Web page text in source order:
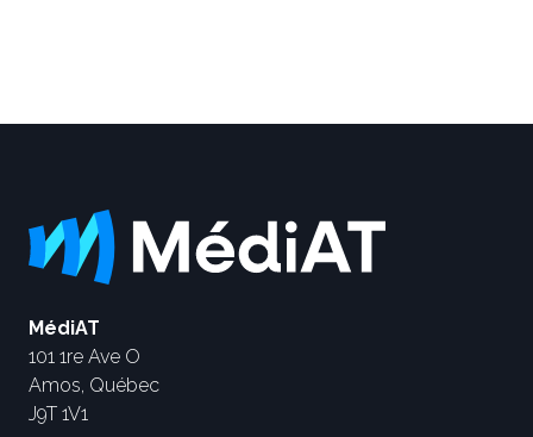
MédiAT
101 1re Ave O
Amos, Québec
J9T 1V1